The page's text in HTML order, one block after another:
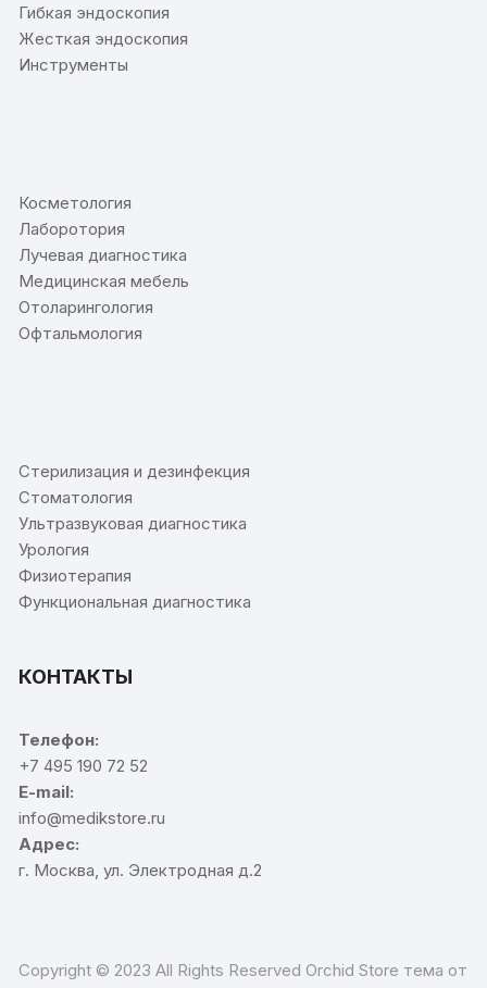
Гибкая эндоскопия
Жесткая эндоскопия
Инструменты
Косметология
Лаборотория
Лучевая диагностика
Медицинская мебель
Отоларингология
Офтальмология
Стерилизация и дезинфекция
Стоматология
Ультразвуковая диагностика
Урология
Физиотерапия
Функциональная диагностика
КОНТАКТЫ
Телефон:
+7 495 190 72 52
E-mail:
info@medikstore.ru
Адрес:
г. Москва, ул. Электродная д.2
Copyright © 2023 All Rights Reserved Orchid Store тема от